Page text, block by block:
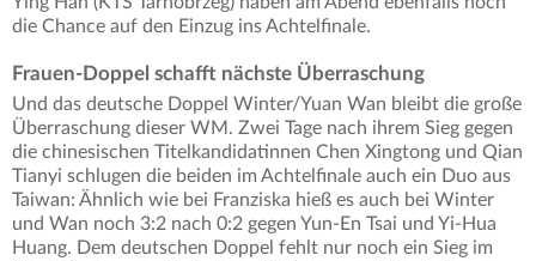
die Chance auf den Einzug ins Achtelfinale.
Frauen-Doppel schafft nächste Überraschung
Und das deutsche Doppel Winter/Yuan Wan bleibt die große
Überraschung dieser WM. Zwei Tage nach ihrem Sieg gegen
die chinesischen Titelkandidatinnen Chen Xingtong und Qian
Tianyi schlugen die beiden im Achtelfinale auch ein Duo aus
Taiwan: Ähnlich wie bei Franziska hieß es auch bei Winter
und Wan noch 3:2 nach 0:2 gegen Yun-En Tsai und Yi-Hua
Huang. Dem deutschen Doppel fehlt nur noch ein Sieg im